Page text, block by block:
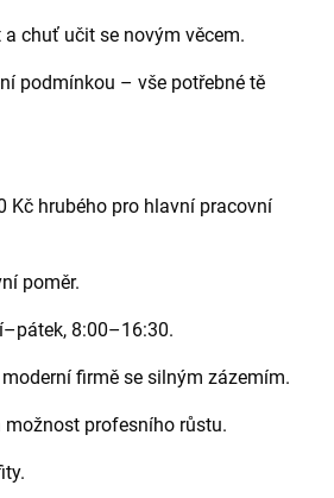
chuť učit se novým věcem.
podmínkou – vše potřebné tě
Kč hrubého pro hlavní pracovní
poměr.
8:00–16:30.
firmě se silným zázemím.
profesního růstu.